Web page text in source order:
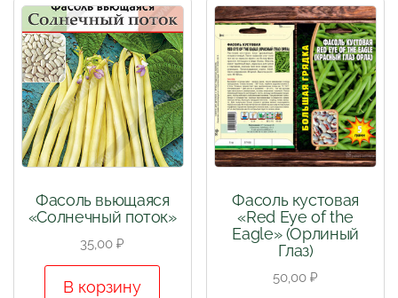
Фасоль вьющаяся
«Солнечный поток»
35,00₽
В корзину
Фасоль кустовая
«Red Eye of the
Eagle» (Орлиный
Глаз)
50,00₽